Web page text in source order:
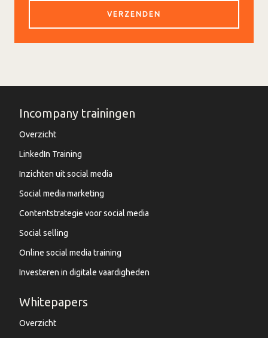
Incompany trainingen
Overzicht
LinkedIn Training
Inzichten uit social media
Social media marketing
Contentstrategie voor social media
Social selling
Online social media training
Investeren in digitale vaardigheden
Whitepapers
Overzicht